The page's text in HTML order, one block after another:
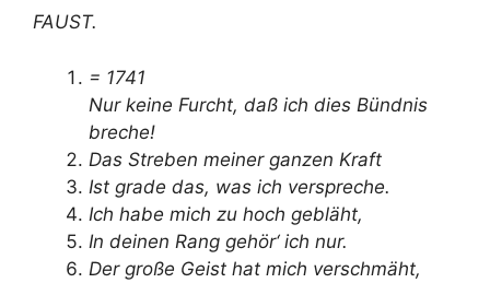
FAUST.
= 1741
Nur keine Furcht, daß ich dies Bündnis
breche!
Das Streben meiner ganzen Kraft
Ist grade das, was ich verspreche.
Ich habe mich zu hoch gebläht,
In deinen Rang gehör‘ ich nur.
Der große Geist hat mich verschmäht,